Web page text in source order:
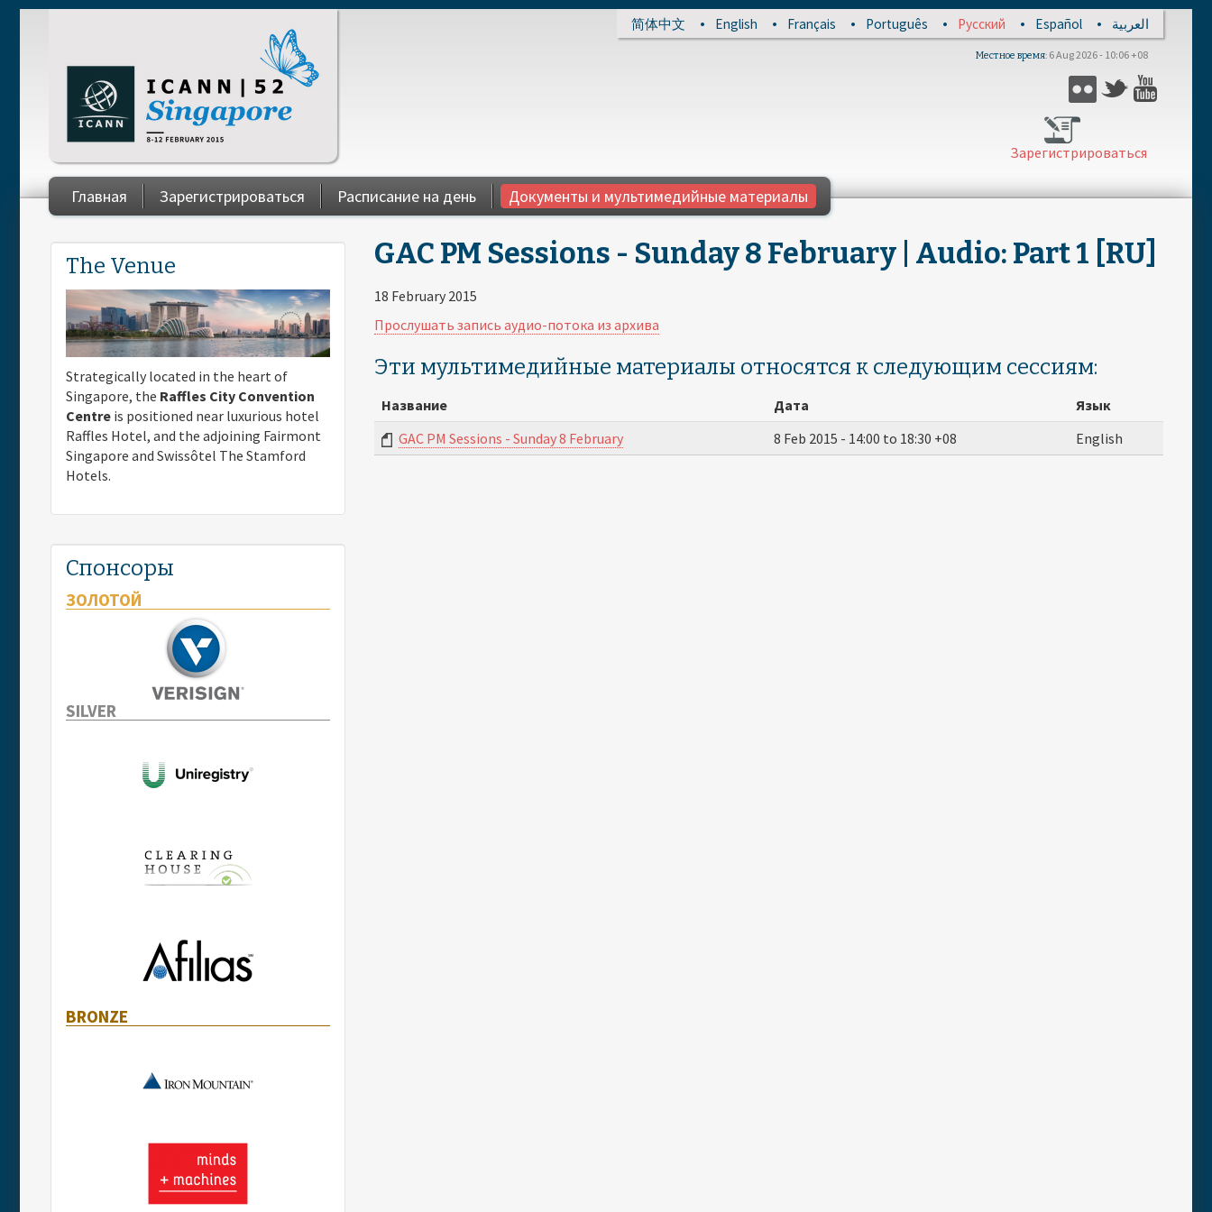
简体中文 English Français Português Русский Español العربية
Местное время 6 Aug 2026 - 10:06 +08
Flickr Twitter
Зарегистрироваться
Главная Зарегистрироваться Расписание на день Документы и мультимедийные материалы
You are here GAC PM Sessions - Sunday 8 February | Audio: Part 1 [RU]
18 February 2015
Прослушать запись аудио-потока из архива
Эти мультимедийные материалы относятся к следующим сессиям:
Название Дата
Язык
GAC PM Sessions - Sunday 8 February
8 Feb 2015 - 14:00 to 18:30 +08 English
The Venue
Strategically located in the heart of
Singapore, the Raffles City Convention
Centre is positioned near luxurious hotel
Raffles Hotel, and the adjoining Fairmont
Singapore and Swissôtel The Stamford
Hotels.
Спонсоры
ЗОЛОТОЙ
SILVER
BRONZE